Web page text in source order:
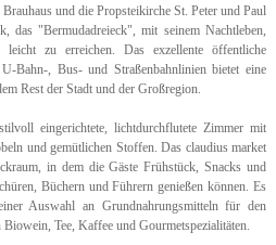
und die Propsteikirche St. Peter und Paul
das "Bermudadreieck", mit seinem Nachtleben,
zu erreichen. Das exzellente öffentliche
Bahn-, Bus- und Straßenbahnlinien bietet eine
Rest der Stadt und der Großregion.
eingerichtete, lichtdurchflutete Zimmer mit
und gemütlichen Stoffen. Das claudius market
in dem die Gäste Frühstück, Snacks und
Büchern und Führern genießen können. Es
Auswahl an Grundnahrungsmitteln für den
Tee, Kaffee und Gourmetspezialitäten.